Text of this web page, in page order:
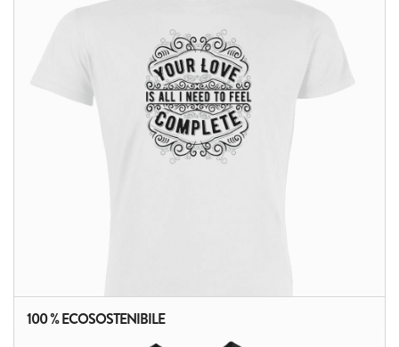
100 % ECOSOSTENIBILE